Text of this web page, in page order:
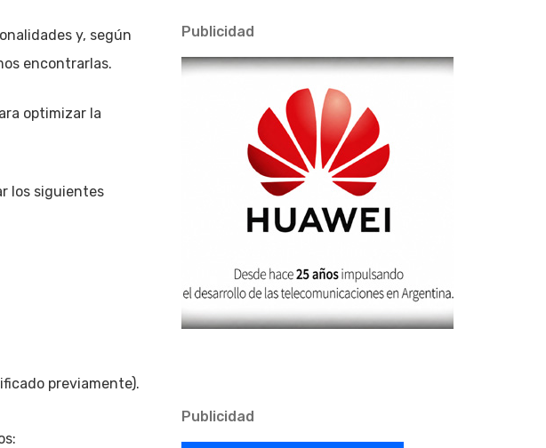
y, según
encontrarlas.
optimizar la
los siguientes
previamente).
Publicidad
Publicidad